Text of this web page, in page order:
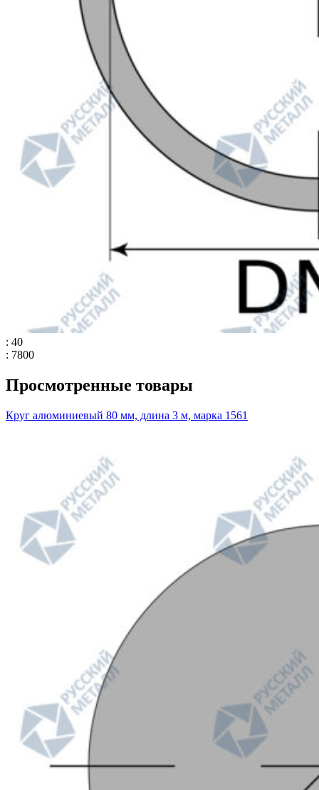
: 40
: 7800
Просмотренные товары
Круг алюминиевый 80 мм, длина 3 м, марка 1561